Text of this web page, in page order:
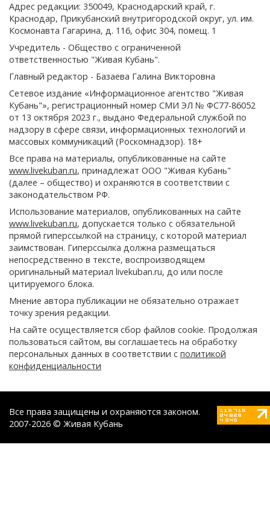
Адрес редакции: 350049, Краснодарский край, г.
Краснодар, Прикубанский внутригородской округ, ул. им.
Космонавта Гагарина, д. 116, офис 304, помещ. 1
Учредитель - Общество с ограниченной
ответственностью "Живая Кубань".
Главный редактор - Базаева Галина Викторовна
Сетевое издание «Информационное агентство "Живая
Кубань"», регистрационный номер СМИ ЭЛ № ФС77-86052
от 13 октября 2023 г., выдано Федеральной службой по
надзору в сфере связи, информационных технологий и
массовых коммуникаций (Роскомнадзор). 18+
Все права на материалы, опубликованные на сайте
www.livekuban.ru, принадлежат ООО "Живая Кубань"
(далее – общество) и охраняются в соответствии с
законодательством РФ.
Использование материалов, опубликованных на сайте
www.livekuban.ru, допускается только с обязательной
прямой гиперссылкой на страницу, с которой материал
заимствован. Гиперссылка должна размещаться
непосредственно в тексте, воспроизводящем
оригинальный материал livekuban.ru, до или после
цитируемого блока.
Мнение автора публикации не обязательно отражает
точку зрения редакции.
На сайте осуществляется сбор файлов cookie. Продолжая
пользоваться сайтом, вы соглашаетесь на обработку
персональных данных в соответствии с политикой
конфиденциальности
Все права защищены и охраняются законом.
2007-2026 © Живая Кубань